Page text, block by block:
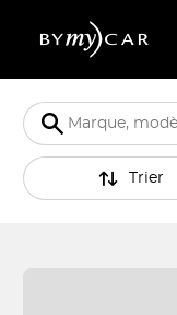
Trier